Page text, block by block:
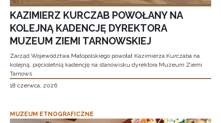
KAZIMIERZ KURCZAB POWOŁANY NA
KOLEJNĄ KADENCJĘ DYREKTORA
MUZEUM ZIEMI TARNOWSKIEJ
Zarząd Województwa Małopolskiego powołał Kazimierza Kurczaba na
kolejną, pięcioletnią kadencję na stanowisku dyrektora Muzeum Ziemi
Tarnows
18 czerwca, 2026
MUZEUM ETNOGRAFICZNE